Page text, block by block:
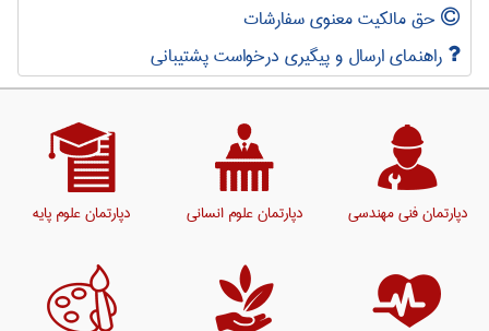
حق مالکیت معنوی سفارشات
راهنمای ارسال و پیگیری درخواست پشتیبانی
دپارتمان فنی مهندسی دپارتمان علوم انسانی دپارتمان علوم پایه